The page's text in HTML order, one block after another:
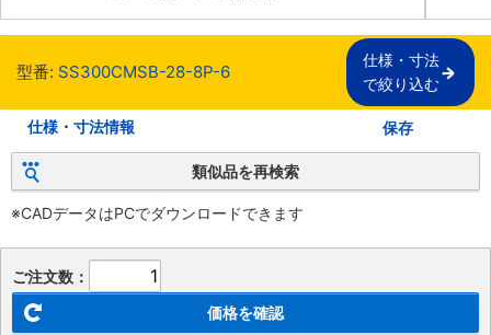
型番: SS300CMSB-28-8P-6
仕様・寸法
で絞り込む
仕様・寸法情報 保存
類似品を再検索
※CADデータはPCでダウンロードできます
ご注文数：
価格を確認